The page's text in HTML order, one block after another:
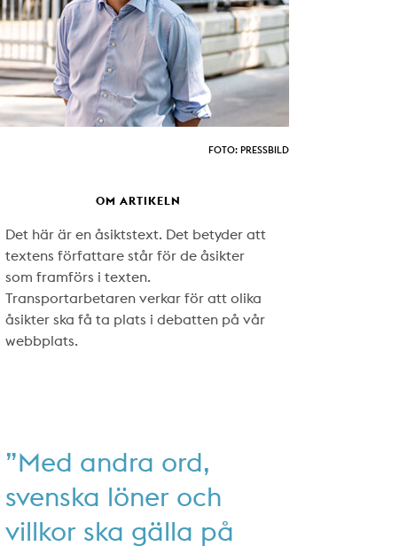
FOTO: PRESSBILD
OM ARTIKELN
Det här är en åsiktstext. Det betyder att
textens författare står för de åsikter
som framförs i texten.
Transportarbetaren verkar för att olika
åsikter ska få ta plats i debatten på vår
webbplats.
”Med andra ord,
svenska löner och
villkor ska gälla på